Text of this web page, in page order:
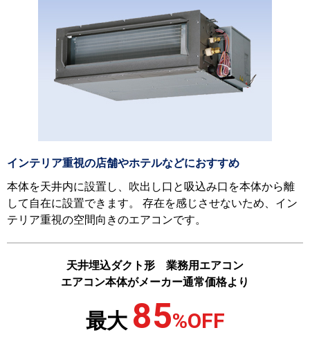
インテリア重視の店舗やホテルなどにおすすめ
本体を天井内に設置し、吹出し口と吸込み口を本体から離
して自在に設置できます。 存在を感じさせないため、イン
テリア重視の空間向きのエアコンです。
天井埋込ダクト形 業務用エアコン
エアコン本体がメーカー通常価格より
最大 85%OFF